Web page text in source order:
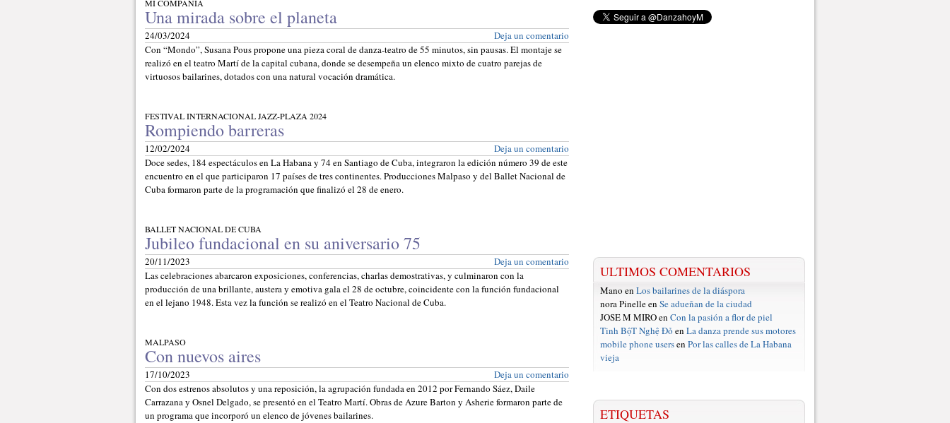
MI COMPAÑÍA
Una mirada sobre el planeta
24/03/2024
Deja un comentario
Con “Mondo”, Susana Pous propone una pieza coral de danza-teatro de 55 minutos, sin pausas. El montaje se
realizó en el teatro Martí de la capital cubana, donde se desempeña un elenco mixto de cuatro parejas de
virtuosos bailarines, dotados con una natural vocación dramática.
FESTIVAL INTERNACIONAL JAZZ-PLAZA 2024
Rompiendo barreras
12/02/2024
Deja un comentario
Doce sedes, 184 espectáculos en La Habana y 74 en Santiago de Cuba, integraron la edición número 39 de este
encuentro en el que participaron 17 países de tres continentes. Producciones Malpaso y del Ballet Nacional de
Cuba formaron parte de la programación que finalizó el 28 de enero.
BALLET NACIONAL DE CUBA
Jubileo fundacional en su aniversario 75
20/11/2023
Deja un comentario
Las celebraciones abarcaron exposiciones, conferencias, charlas demostrativas, y culminaron con la
producción de una brillante, austera y emotiva gala el 28 de octubre, coincidente con la función fundacional
en el lejano 1948. Esta vez la función se realizó en el Teatro Nacional de Cuba.
MALPASO
Con nuevos aires
17/10/2023
Deja un comentario
Con dos estrenos absolutos y una reposición, la agrupación fundada en 2012 por Fernando Sáez, Daile
Carrazana y Osnel Delgado, se presentó en el Teatro Martí. Obras de Azure Barton y Asherie formaron parte de
un programa que incorporó un elenco de jóvenes bailarines.
ULTIMOS COMENTARIOS
Mano en Los bailarines de la diáspora
nora Pinelle en Se adueñan de la ciudad
JOSE M MIRO en Con la pasión a flor de piel
Tinh BộT Nghệ Đỏ en La danza prende sus motores
mobile phone usersen Por las calles de La Habana
vieja
ETIQUETAS